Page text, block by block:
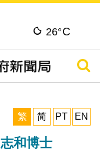
26°C
搜尋
繁
简 PT EN
和博士